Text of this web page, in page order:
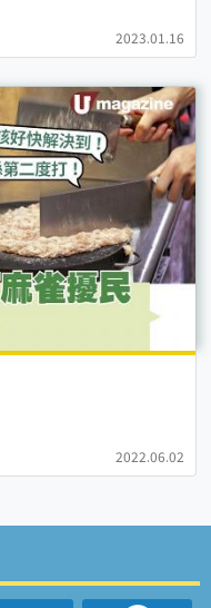
2023.01.16
2022.06.02